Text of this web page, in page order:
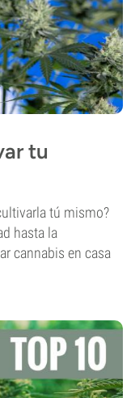
tu
tú mismo?
hasta la
cannabis en casa